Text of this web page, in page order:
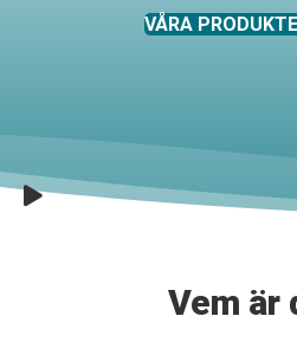
VÅRA
Vem är